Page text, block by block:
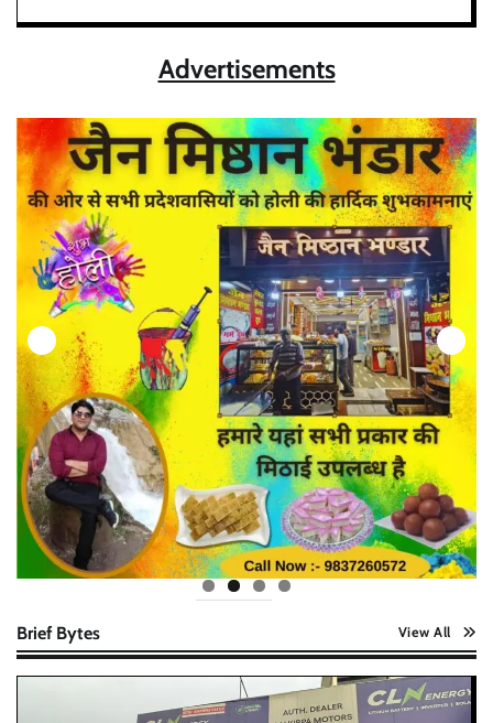
Advertisements
Brief Bytes View All